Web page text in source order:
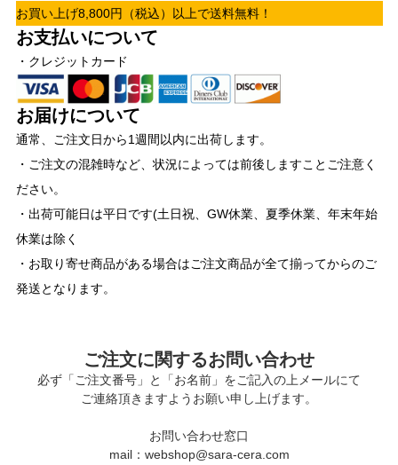
お買い上げ8,800円（税込）以上で送料無料！
お支払いについて
・クレジットカード
お届けについて
通常、ご注文日から1週間以内に出荷します。
・ご注文の混雑時など、状況によっては前後しますことご注意く
ださい。
・出荷可能日は平日です(土日祝、GW休業、夏季休業、年末年始
休業は除く
・お取り寄せ商品がある場合はご注文商品が全て揃ってからのご
発送となります。
ご注文に関するお問い合わせ
必ず「ご注文番号」と「お名前」をご記入の上メールにて
ご連絡頂きますようお願い申し上げます。
お問い合わせ窓口
mail：webshop@sara-cera.com